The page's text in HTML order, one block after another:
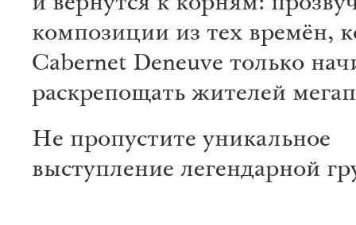
и вернутся к корням:
композиции из тех времён,
Cabernet Deneuve только
раскрепощать жителей
Не пропустите уникальное
выступление легендарной